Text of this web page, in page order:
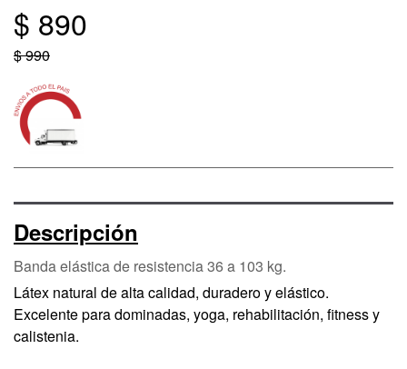
$ 890
$ 990
Descripción
Banda elástica de resistencia 36 a 103 kg.
Látex natural de alta calidad, duradero y elástico.
Excelente para dominadas, yoga, rehabilitación, fitness y
calistenia.